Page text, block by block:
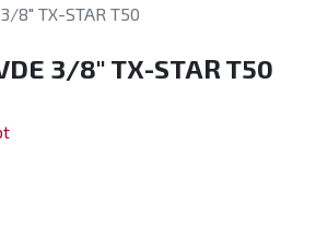
8" TX-STAR T50
3/8" TX-STAR T50